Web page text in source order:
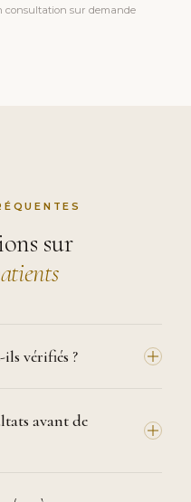
consultation sur demande
sur
vérifiés ?
avant de